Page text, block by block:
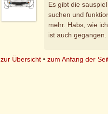
Es gibt die
suchen und
mehr. Habs, wie
ist auch
zur Übersicht •zum Anfang der